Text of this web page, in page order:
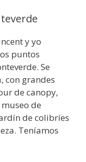
y yo
puntos
Se
con grandes
de canopy,
de
de colibríes
Teníamos